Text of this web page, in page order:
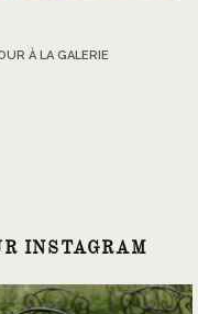
À LA GALERIE
INSTAGRAM